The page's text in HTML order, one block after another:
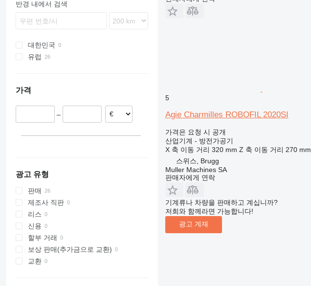
XAHS
XAS
XATS
XAVS
XRHS
E-series
G-series
GC
M-series
V-series
SM
Stahlfolder
Suprasetter
MC
PJ
SPF
ST
StitchLiner
SM
VTC
Variaxis
900
T-Series
X-SOLAR
TL
TSC
반경 내에서 검색
대한민국
유럽
스페인
가격
–
광고 유형
판매
제조사 직판
리스
신용
할부 거래
보상 판매(추가금으로 교환)
교환
5
Agie Charmilles ROBOFIL 2020SI
가격은 요청 시 공개
산업기계 - 방전가공기
X 축 이동 거리 320 mm Z 축 이동 거리 270 mm
스위스, Brugg
Muller Machines SA
판매자에게 연락
기계류나 차량을 판매하고 계십니까?
저희와 함께라면 가능합니다!
광고 게재